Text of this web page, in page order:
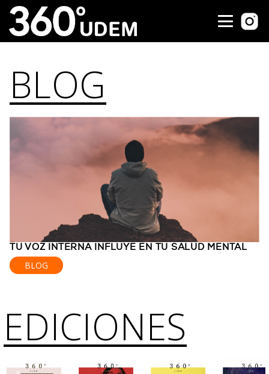
BLOG
TU VOZ INTERNA INFLUYE EN TU SALUD MENTAL
BLOG
EDICIONES